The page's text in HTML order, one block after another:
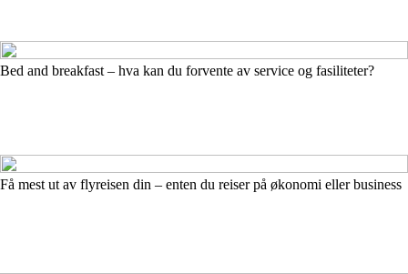
Bed and breakfast – hva kan du forvente av service og fasiliteter?
Få mest ut av flyreisen din – enten du reiser på økonomi eller business